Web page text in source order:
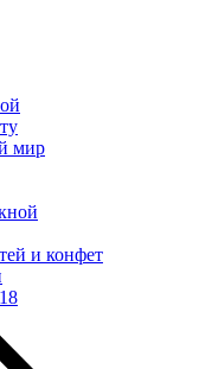
мир
и конфет